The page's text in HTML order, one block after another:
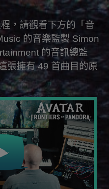
，請觀看下方的「音
的音樂監製 Simon
的音訊總監
張擁有 49 首曲目的原